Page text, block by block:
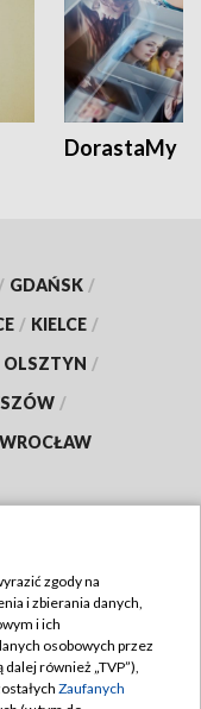
DorastaMy
/ GDAŃSK /
/ KIELCE /
OLSZTYN /
/
WROCŁAW
zgody na
i zbierania danych,
i ich
osobowych przez
również „TVP”),
Zaufanych